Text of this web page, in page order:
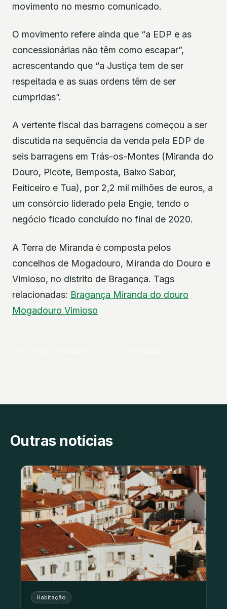
movimento no mesmo comunicado.
O movimento refere ainda que “a EDP e as
concessionárias não têm como escapar”,
acrescentando que “a Justiça tem de ser
respeitada e as suas ordens têm de ser
cumpridas”.
A vertente fiscal das barragens começou a ser
discutida na sequência da venda pela EDP de
seis barragens em Trás-os-Montes (Miranda do
Douro, Picote, Bemposta, Baixo Sabor,
Feiticeiro e Tua), por 2,2 mil milhões de euros, a
um consórcio liderado pela Engie, tendo o
negócio ficado concluído no final de 2020.
A Terra de Miranda é composta pelos
concelhos de Mogadouro, Miranda do Douro e
Vimioso, no distrito de Bragança. Tags
relacionadas: Bragança Miranda do douro
Mogadouro Vimioso
Outras notícias
Habitação